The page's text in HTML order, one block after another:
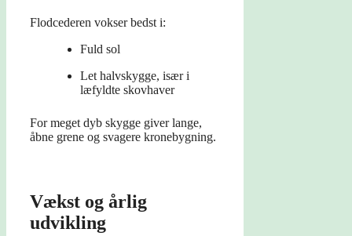
Flodcederen vokser bedst i:
Fuld sol
Let halvskygge, især i
læfyldte skovhaver
For meget dyb skygge giver lange,
åbne grene og svagere kronebygning.
Vækst og årlig
udvikling